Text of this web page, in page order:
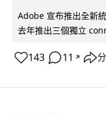
Adobe 宣布推出全新
去年推出三個獨立
143 11 ↗